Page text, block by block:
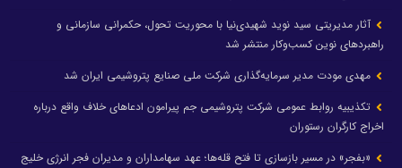
آثار مدیریتی سید نوید شهیدی‌نیا با محوریت تحول، حکمرانی سازمانی و
راهبردهای نوین کسب‌وکار منتشر شد
مهدی مودت مدیر سرمایه‌گذاری شرکت ملی صنایع پتروشیمی ایران شد
تکذیبیه روابط عمومی شرکت پتروشیمی جم پیرامون ادعاهای خلاف واقع درباره
اخراج کارگران رستوران
«بفجر» در مسیر بازسازی تا فتح قله‌ها؛ عهد سهامداران و مدیران فجر انرژی خلیج